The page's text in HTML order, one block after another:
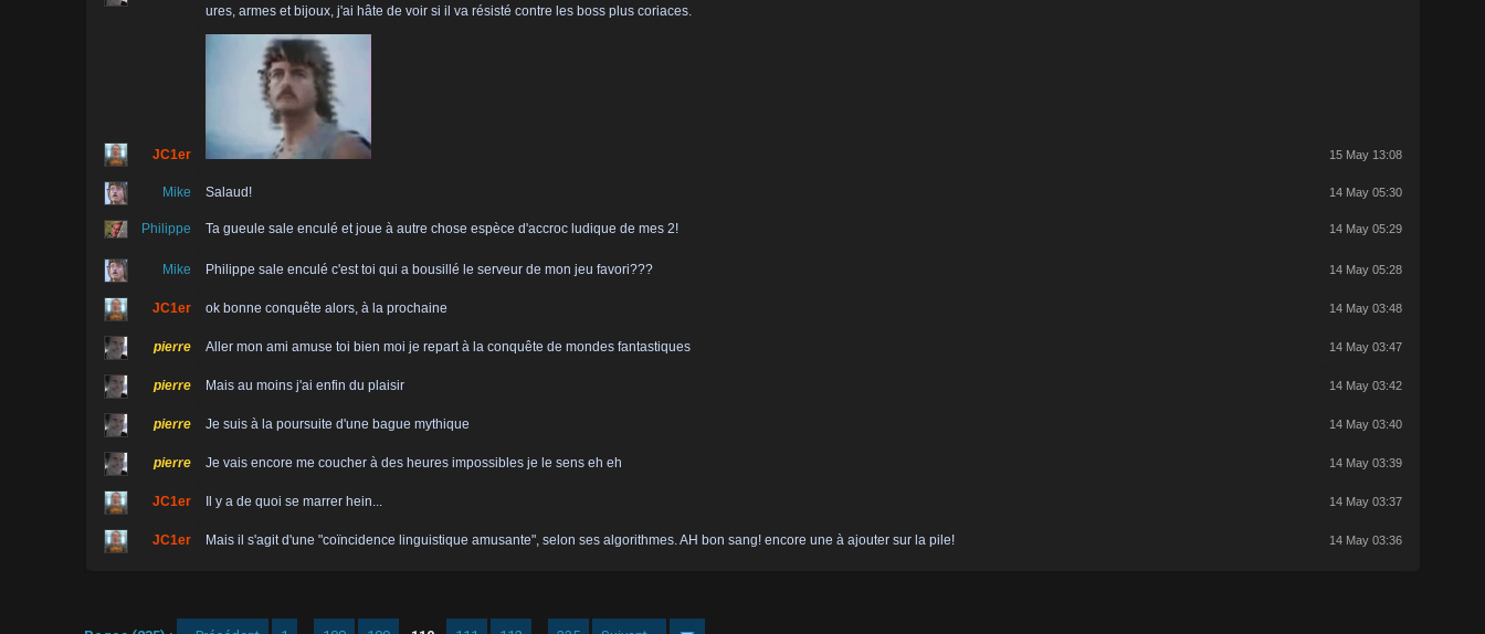
ures, armes et bijoux, j'ai hâte de voir si il va résisté contre les boss plus coriaces.
JC1er 15 May 13:08
Mike Salaud! 14 May 05:30
Philippe Ta gueule sale enculé et joue à autre chose espèce d'accroc ludique de mes 2! 14 May 05:29
Mike Philippe sale enculé c'est toi qui a bousillé le serveur de mon jeu favori??? 14 May 05:28
JC1er ok bonne conquête alors, à la prochaine 14 May 03:48
pierre Aller mon ami amuse toi bien moi je repart à la conquête de mondes fantastiques 14 May 03:47
pierre Mais au moins j'ai enfin du plaisir 14 May 03:42
pierre Je suis à la poursuite d'une bague mythique 14 May 03:40
pierre Je vais encore me coucher à des heures impossibles je le sens eh eh 14 May 03:39
JC1er Il y a de quoi se marrer hein... 14 May 03:37
JC1er Mais il s'agit d'une "coïncidence linguistique amusante", selon ses algorithmes. AH bon sang! encore une à ajouter sur la pile! 14 May 03:36